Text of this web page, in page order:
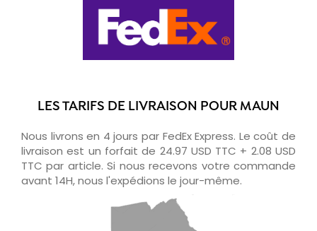
LES TARIFS DE LIVRAISON POUR MAUN
Nous livrons en 4 jours par FedEx Express. Le coût de
livraison est un forfait de 24.97 USD TTC + 2.08 USD
TTC par article. Si nous recevons votre commande
avant 14H, nous l'expédions le jour-même.